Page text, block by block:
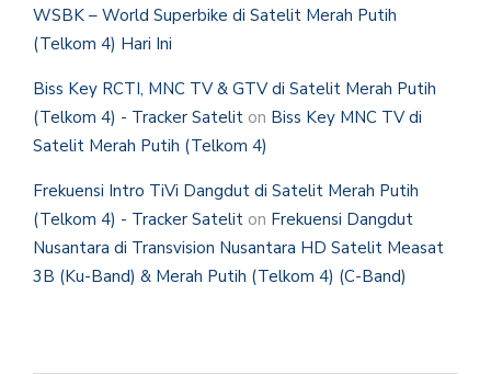
WSBK – World Superbike di Satelit Merah Putih
(Telkom 4) Hari Ini
Biss Key RCTI, MNC TV & GTV di Satelit Merah Putih
(Telkom 4) - Tracker Satelit on Biss Key MNC TV di
Satelit Merah Putih (Telkom 4)
Frekuensi Intro TiVi Dangdut di Satelit Merah Putih
(Telkom 4) - Tracker Satelit on Frekuensi Dangdut
Nusantara di Transvision Nusantara HD Satelit Measat
3B (Ku-Band) & Merah Putih (Telkom 4) (C-Band)